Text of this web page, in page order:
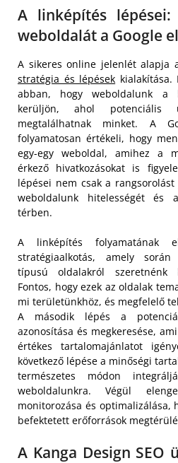
A linképítés lépései:
weboldalát a Google
A sikeres online jelenlét alapja
stratégia és lépések kialakítása.
abban, hogy weboldalunk a
kerüljön, ahol potenciális
megtalálhatnak minket. A
folyamatosan értékeli, hogy
egy-egy weboldal, amihez a
érkező hivatkozásokat is
lépései nem csak a
weboldalunk hitelességét és
térben.
A linképítés folyamatának
stratégiaalkotás, amely során
típusú oldalakról szeretnénk
Fontos, hogy ezek az oldalak
mi területünkhöz, és megfelelő
A második lépés a
azonosítása és megkeresése,
értékes tartalomajánlatot
következő lépése a minőségi
természetes módon
weboldalunkra. Végül
monitorozása és optimalizálása,
befektetett erőforrások
A Kanga Design SEO